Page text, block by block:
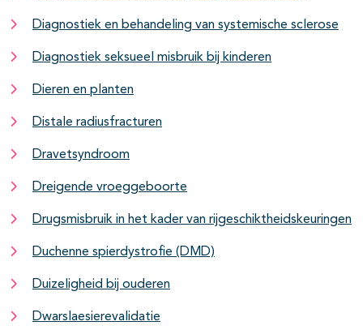
Diagnostiek en behandeling van systemische sclerose
Diagnostiek seksueel misbruik bij kinderen
Dieren en planten
Distale radiusfracturen
Dravetsyndroom
Dreigende vroeggeboorte
Drugsmisbruik in het kader van rijgeschiktheidskeuringen
Duchenne spierdystrofie (DMD)
Duizeligheid bij ouderen
Dwarslaesierevalidatie